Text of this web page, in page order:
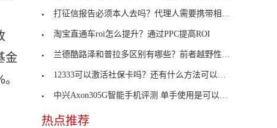
金
打征信报告必须本人去吗？代理人需要携带相关资料
淘宝直通车roi怎么提升？通过PPC提高ROI
兰德酷路泽和普拉多区别有哪些？前者越野性更加强大
12333可以激活社保卡吗？还有什么方法可以激活社保
中兴Axon305G智能手机评测 单手使用是可以管理的
热点推荐